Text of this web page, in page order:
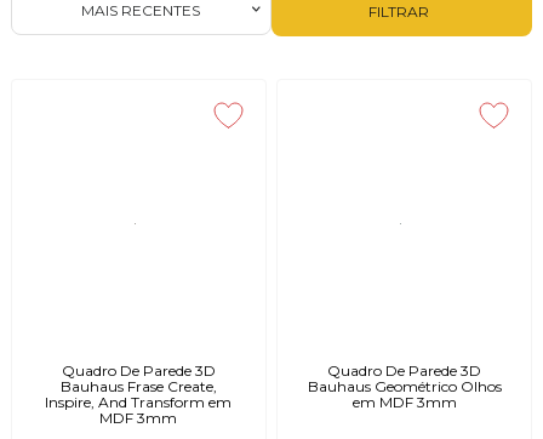
FILTRAR
MAIS RECENTES
Quadro De Parede 3D
Bauhaus Frase Create,
Inspire, And Transform em
MDF 3mm
Quadro De Parede 3D
Bauhaus Geométrico Olhos
em MDF 3mm